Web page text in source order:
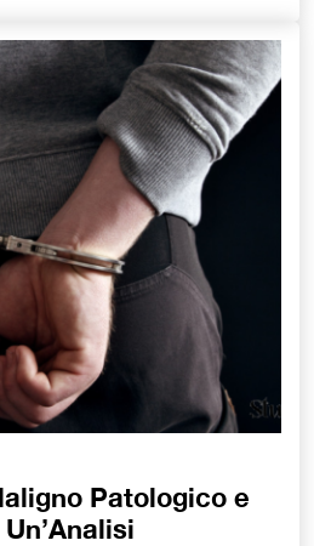
Patologico e